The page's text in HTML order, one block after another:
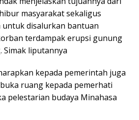
masyarakat sekaligus
untuk disalurkan bantuan
terdampak erupsi gunung
Simak liputannya
kepada pemerintah juga
ruang kepada pemerhati
pelestarian budaya Minahasa